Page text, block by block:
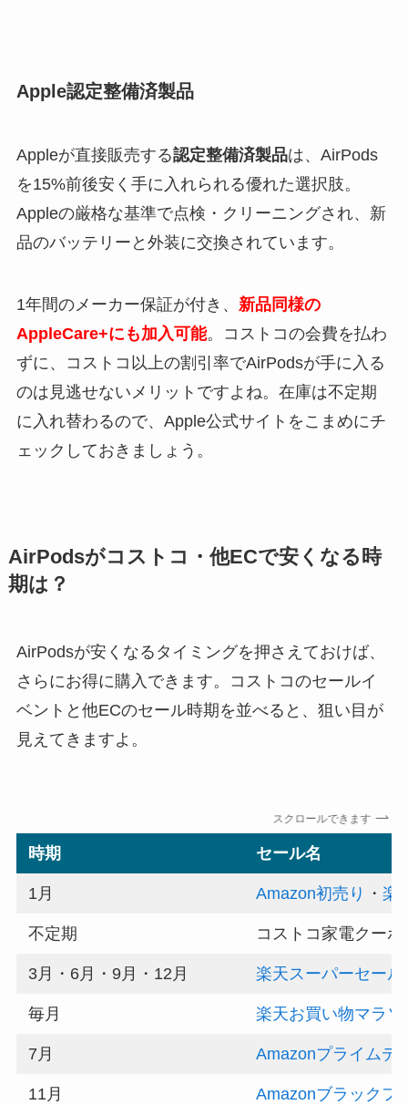
Apple認定整備済製品
Appleが直接販売する認定整備済製品は、AirPods
を15%前後安く手に入れられる優れた選択肢。
Appleの厳格な基準で点検・クリーニングされ、新
品のバッテリーと外装に交換されています。
1年間のメーカー保証が付き、 新品同様の
AppleCare+にも加入可能。コストコの会費を払わ
ずに、コストコ以上の割引率でAirPodsが手に入る
のは見逃せないメリットですよね。在庫は不定期
に入れ替わるので、Apple公式サイトをこまめにチ
ェックしておきましょう。
AirPodsがコストコ・他ECで安くなる時
期は？
AirPodsが安くなるタイミングを押さえておけば、
さらにお得に購入できます。コストコのセールイ
ベントと他ECのセール時期を並べると、狙い目が
見えてきますよ。
スクロールできます
時期 セール名
1月 Amazon初売り ・楽
不定期 コストコ家電クーポ
3月・6月・9月・12月 楽天スーパーセール
毎月 楽天お買い物マラソ
7月 Amazonプライムデ
11月 Amazonブラックフ